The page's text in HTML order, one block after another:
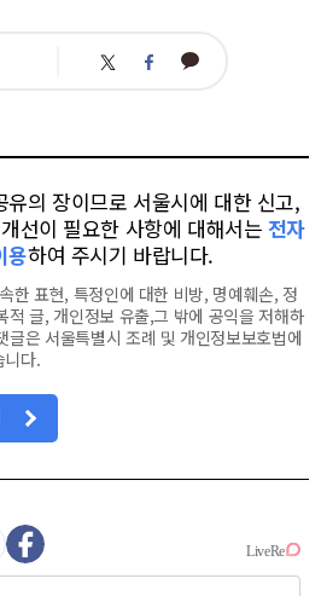
트 페 카
의 장이므로 서울시에 대한 신고,
선이 필요한 사항에 대해서는 전자
용하여 주시기 바랍니다.
한 표현, 특정인에 대한 비방, 명예훼손, 정
적 글, 개인정보 유출,그 밖에 공익을 저해하
글은 서울특별시 조례 및 개인정보보호법에
니다.